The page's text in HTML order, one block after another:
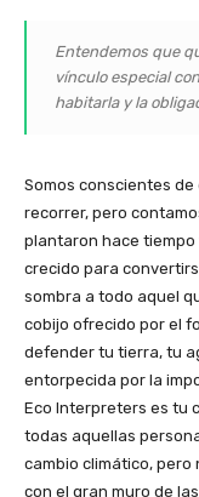
Entendemos que
vínculo especial
habitarla y la
Somos conscientes
recorrer, pero
plantaron hace
crecido para
sombra a todo aquel
cobijo ofrecido por el
defender tu tierra, tu
entorpecida por la
Eco Interpreters es tu
todas aquellas
cambio climático, pero
con el gran muro de